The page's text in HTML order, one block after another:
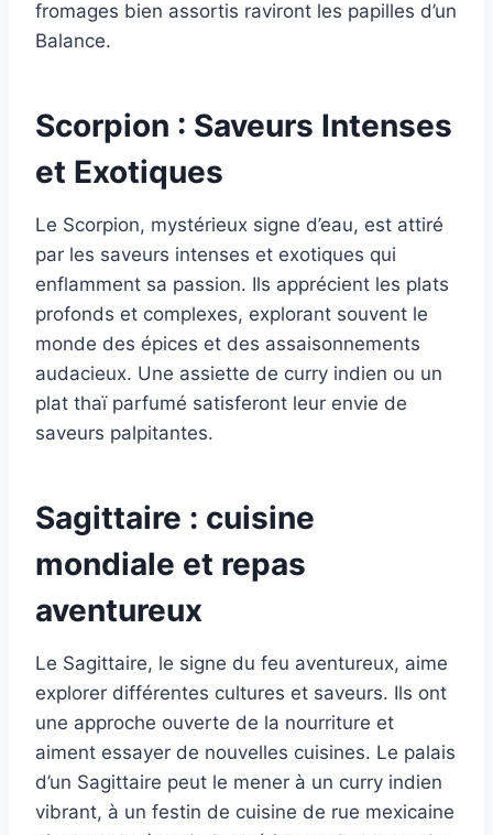
fromages bien assortis raviront les papilles d’un
Balance.
Scorpion : Saveurs Intenses
et Exotiques
Le Scorpion, mystérieux signe d’eau, est attiré
par les saveurs intenses et exotiques qui
enflamment sa passion. Ils apprécient les plats
profonds et complexes, explorant souvent le
monde des épices et des assaisonnements
audacieux. Une assiette de curry indien ou un
plat thaï parfumé satisferont leur envie de
saveurs palpitantes.
Sagittaire : cuisine
mondiale et repas
aventureux
Le Sagittaire, le signe du feu aventureux, aime
explorer différentes cultures et saveurs. Ils ont
une approche ouverte de la nourriture et
aiment essayer de nouvelles cuisines. Le palais
d’un Sagittaire peut le mener à un curry indien
vibrant, à un festin de cuisine de rue mexicaine